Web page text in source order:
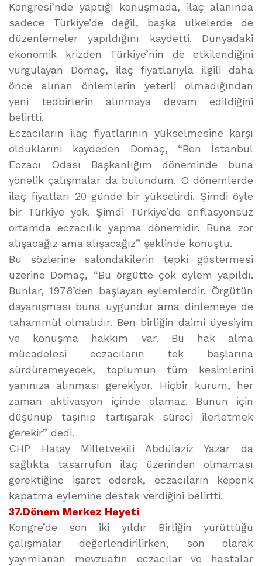
Kongresi’nde yaptığı konuşmada, ilaç alanında
sadece Türkiye’de değil, başka ülkelerde de
düzenlemeler yapıldığını kaydetti. Dünyadaki
ekonomik krizden Türkiye’nin de etkilendiğini
vurgulayan Domaç, ilaç fiyatlarıyla ilgili daha
önce alınan önlemlerin yeterli olmadığından
yeni tedbirlerin alınmaya devam edildiğini
belirtti.
Eczacıların ilaç fiyatlarının yükselmesine karşı
olduklarını kaydeden Domaç, “Ben İstanbul
Eczacı Odası Başkanlığım döneminde buna
yönelik çalışmalar da bulundum. O dönemlerde
ilaç fiyatları 20 günde bir yükselirdi. Şimdi öyle
bir Türkiye yok. Şimdi Türkiye’de enflasyonsuz
ortamda eczacılık yapma dönemidir. Buna zor
alışacağız ama alışacağız” şeklinde konuştu.
Bu sözlerine salondakilerin tepki göstermesi
üzerine Domaç, “Bu örgütte çok eylem yapıldı.
Bunlar, 1978’den başlayan eylemlerdir. Örgütün
dayanışması buna uygundur ama dinlemeye de
tahammül olmalıdır. Ben birliğin daimi üyesiyim
ve konuşma hakkım var. Bu hak alma
mücadelesi eczacıların tek başlarına
sürdüremeyecek, toplumun tüm kesimlerini
yanınıza alınması gerekiyor. Hiçbir kurum, her
zaman aktivasyon içinde olamaz. Bunun için
düşünüp taşınıp tartışarak süreci ilerletmek
gerekir” dedi.
CHP Hatay Milletvekili Abdülaziz Yazar da
sağlıkta tasarrufun ilaç üzerinden olmaması
gerektiğine işaret ederek, eczacıların kepenk
kapatma eylemine destek verdiğini belirtti.
37.Dönem Merkez Heyeti
Kongre’de son iki yıldır Birliğin yürüttüğü
çalışmalar değerlendirilirken, son olarak
yayımlanan mevzuatın eczacılar ve hastalar